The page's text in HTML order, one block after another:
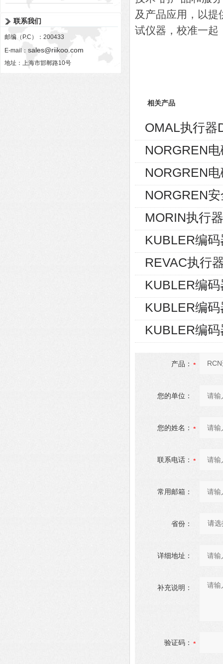
联系我们
邮编（P.C）：200433
E-mail： sales@riikoo.com
地址：上海市邯郸路10号
及产品应用，以提
试仪器，校准一起
相关产品
OMAL执行器
NORGREN
NORGREN
NORGREN
MORIN执行
KUBLER编
REVAC执行
KUBLER编
KUBLER编
KUBLER编
产品：
您的单位：
您的姓名：
联系电话：
常用邮箱：
省份：
详细地址：
补充说明：
验证码：